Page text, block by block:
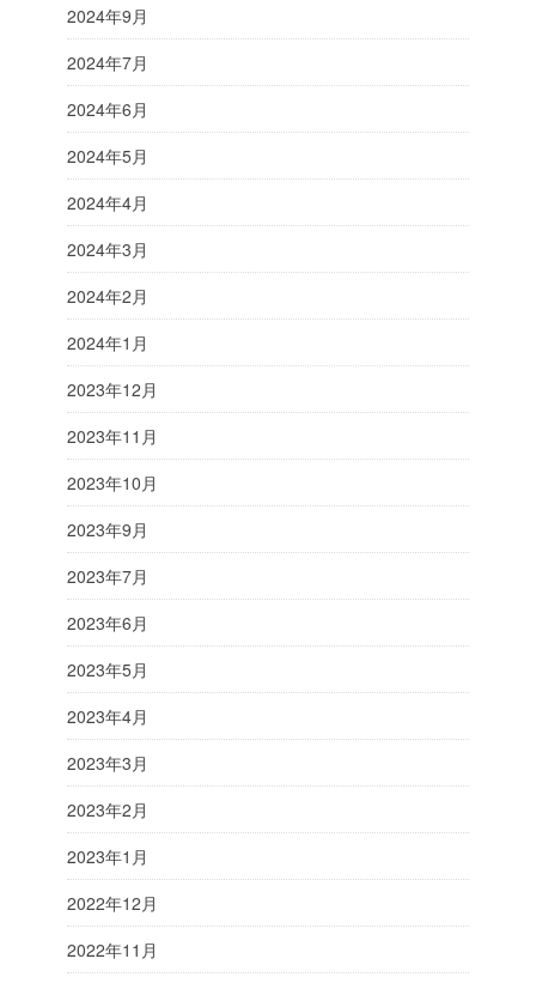
2024年9月
2024年7月
2024年6月
2024年5月
2024年4月
2024年3月
2024年2月
2024年1月
2023年12月
2023年11月
2023年10月
2023年9月
2023年7月
2023年6月
2023年5月
2023年4月
2023年3月
2023年2月
2023年1月
2022年12月
2022年11月